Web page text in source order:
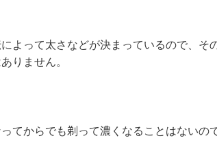
よって太さなどが決まっているので、
りません。
てからでも剃って濃くなることはないの